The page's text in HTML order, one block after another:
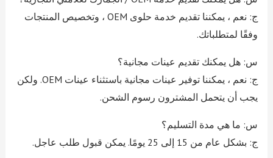
ج: نعم ، يمكننا تقديم خدمة حلوى OEM ، وتخصيص المنتجات
وفقًا لمتطلباتك.
س: هل يمكنك تقديم عينات مجانية؟
ج: نعم ، يمكننا توفير عينات مجانية باستثناء عينات OEM. ولكن
يجب أن يتحمل المشترون رسوم الشحن.
س: ما هي مدة التسليم؟
ج: بشكل عام من 15 إلى 25 يومًا. يمكن قبول طلب عاجل.